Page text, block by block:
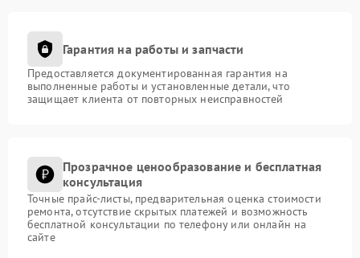
Гарантия на работы и запчасти
Предоставляется документированная гарантия на
выполненные работы и установленные детали, что
защищает клиента от повторных неисправностей
Прозрачное ценообразование и бесплатная
консультация
Точные прайс-листы, предварительная оценка стоимости
ремонта, отсутствие скрытых платежей и возможность
бесплатной консультации по телефону или онлайн на
сайте